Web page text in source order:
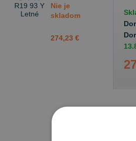
93 Y Letné
Nie je
skladom
274,23 €